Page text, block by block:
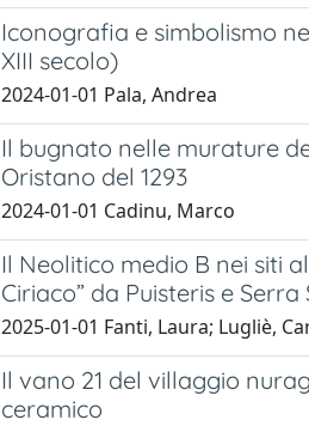
Iconografia e simbolismo
XIII secolo)
2024-01-01 Pala, Andrea
Il bugnato nelle murature
Oristano del 1293
2024-01-01 Cadinu, Marco
Il Neolitico medio B nei siti
Ciriaco” da Puisteris e
2025-01-01 Fanti, Laura; Lugliè,
Il vano 21 del villaggio
ceramico